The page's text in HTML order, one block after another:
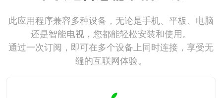
此应用程序兼容多种设备，无论是手机、平板、电脑
还是智能电视，您都能轻松安装和使用。
通过一次订阅，即可在多个设备上同时连接，享受无
缝的互联网体验。